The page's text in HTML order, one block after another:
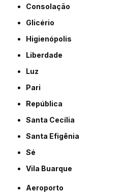
Consolação
Glicério
Higienópolis
Liberdade
Luz
Pari
República
Santa Cecília
Santa Efigênia
Sé
Vila Buarque
Aeroporto